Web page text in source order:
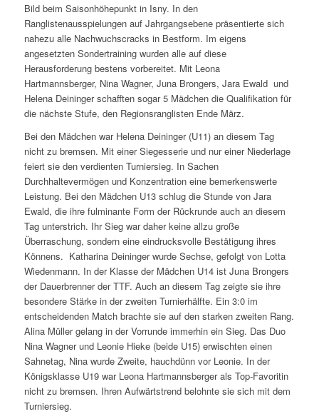
Bild beim Saisonhöhepunkt in Isny. In den
Ranglistenausspielungen auf Jahrgangsebene präsentierte sich
nahezu alle Nachwuchscracks in Bestform. Im eigens
angesetzten Sondertraining wurden alle auf diese
Herausforderung bestens vorbereitet. Mit Leona
Hartmannsberger, Nina Wagner, Juna Brongers, Jara Ewald und
Helena Deininger schafften sogar 5 Mädchen die Qualifikation für
die nächste Stufe, den Regionsranglisten Ende März.
Bei den Mädchen war Helena Deininger (U11) an diesem Tag
nicht zu bremsen. Mit einer Siegesserie und nur einer Niederlage
feiert sie den verdienten Turniersieg. In Sachen
Durchhaltevermögen und Konzentration eine bemerkenswerte
Leistung. Bei den Mädchen U13 schlug die Stunde von Jara
Ewald, die ihre fulminante Form der Rückrunde auch an diesem
Tag unterstrich. Ihr Sieg war daher keine allzu große
Überraschung, sondern eine eindrucksvolle Bestätigung ihres
Könnens. Katharina Deininger wurde Sechse, gefolgt von Lotta
Wiedenmann. In der Klasse der Mädchen U14 ist Juna Brongers
der Dauerbrenner der TTF. Auch an diesem Tag zeigte sie ihre
besondere Stärke in der zweiten Turnierhälfte. Ein 3:0 im
entscheidenden Match brachte sie auf den starken zweiten Rang.
Alina Müller gelang in der Vorrunde immerhin ein Sieg. Das Duo
Nina Wagner und Leonie Hieke (beide U15) erwischten einen
Sahnetag, Nina wurde Zweite, hauchdünn vor Leonie. In der
Königsklasse U19 war Leona Hartmannsberger als Top-Favoritin
nicht zu bremsen. Ihren Aufwärtstrend belohnte sie sich mit dem
Turniersieg.